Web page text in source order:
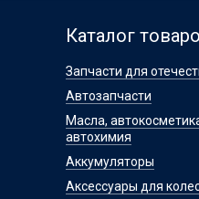
Каталог
Запчасти для
Автозапчасти
Масла,
автохимия
Аккумуляторы
Аксессуары для